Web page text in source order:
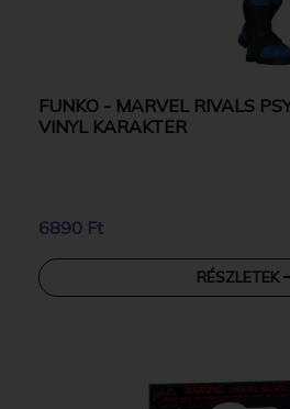
FUNKO - MARVEL RIVALS
VINYL KARAKTER
6890 Ft
RÉSZLETEK